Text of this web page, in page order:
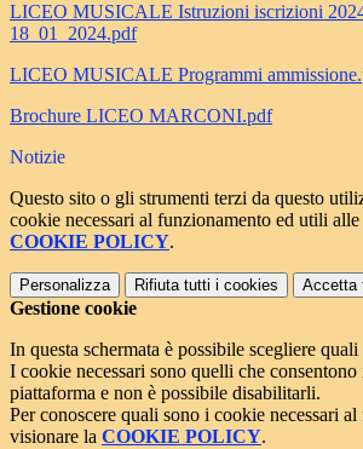
LICEO MUSICALE Istruzioni iscrizioni
18_01_2024.pdf
LICEO MUSICALE Programmi
Brochure LICEO MARCONI.pdf
Notizie
Questo sito o gli strumenti terzi da questo
cookie necessari al funzionamento ed utili
COOKIE POLICY.
Personalizza Rifiuta tutti i cookies Accetta
Gestione cookie
In questa schermata è possibile scegliere
I cookie necessari sono quelli che
piattaforma e non è possibile disabilitarli.
Per conoscere quali sono i cookie necessari
visionare la COOKIE POLICY.